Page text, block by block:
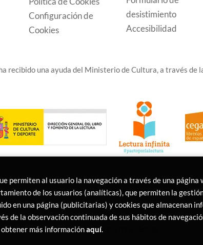
Configuración de
Cookies
desistimiento
Accesibilidad
recibido una ayuda del Ministerio de Cultura, a través de
los Derechos Reservados |Trevenque Group
permiten al usuario la navegación a través de una página
de los usuarios (analíticas), que permiten la
en una página (publicitarias) y cookies que almacenan
de la observación continuada de sus hábitos de
más informaciónaquí.